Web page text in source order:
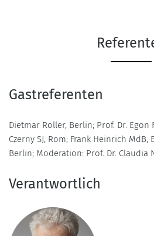
Gastreferenten
Dietmar Roller, Berlin; Prof. Dr. Egon
Czerny SJ, Rom; Frank Heinrich
Berlin; Moderation: Prof. Dr. Claudia
Verantwortlich